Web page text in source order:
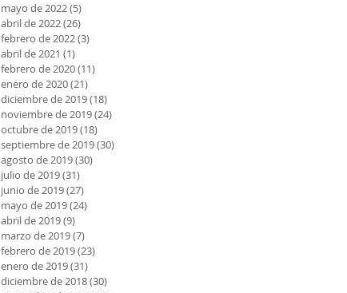
mayo de 2022(5)
abril de 2022(26)
febrero de 2022(3)
abril de 2021 (1)
febrero de 2020(11)
enero de 2020(21)
diciembre de 2019(18)
noviembre de 2019(24)
octubre de 2019(18)
septiembre de 2019(30)
agosto de 2019(30)
julio de 2019(31)
junio de 2019(27)
mayo de 2019(24)
abril de 2019(9)
marzo de 2019(7)
febrero de 2019(23)
enero de 2019(31)
diciembre de 2018(30)